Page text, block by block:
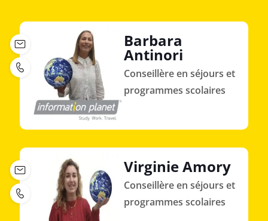
Barbara
Antinori
Conseillère en séjours et
programmes scolaires
Virginie Amory
Conseillère en séjours et
programmes scolaires